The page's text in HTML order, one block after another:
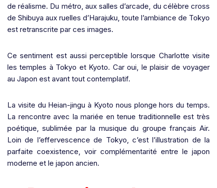
de réalisme. Du métro, aux salles d’arcade, du célèbre cross
de Shibuya aux ruelles d’Harajuku, toute l’ambiance de Tokyo
est retranscrite par ces images.
Ce sentiment est aussi perceptible lorsque Charlotte visite
les temples à Tokyo et Kyoto. Car oui, le plaisir de voyager
au Japon est avant tout contemplatif.
La visite du Heian-jingu à Kyoto nous plonge hors du temps.
La rencontre avec la mariée en tenue traditionnelle est très
poétique, sublimée par la musique du groupe français Air.
Loin de l’effervescence de Tokyo, c’est l’illustration de la
parfaite coexistence, voir complémentarité entre le japon
moderne et le japon ancien.